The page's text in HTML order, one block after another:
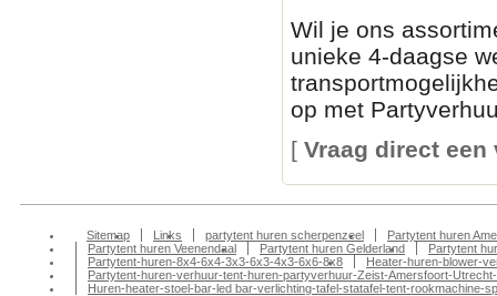
Wil je ons
unieke 4-daagse
op met
[ Vraag direct
Sitemap Links partytent huren scherpenzeel
Partytent huren
Partytent huren Veenendaal
Partytent huren Gelderland
Partytent
Partytent-huren-8x4-6x4-3x3-6x3-4x3-6x6-8x8
Heater-huren-blower-
Partytent-huren-verhuur-tent-huren-partyverhuur-Zeist-Amersfoort-
Huren-heater-stoel-bar-led bar-verlichting-tafel-statafel-tent-